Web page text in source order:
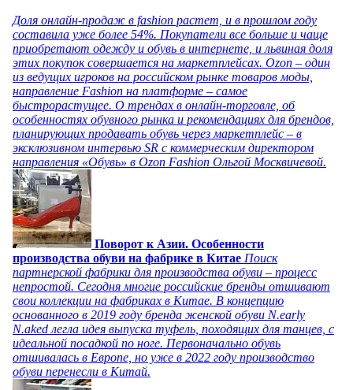
Доля онлайн-продаж в fashion растет, и в прошлом году
составила уже более 54%. Покупатели все больше и чаще
приобретают одежду и обувь в интернете, и львиная доля
этих покупок совершается на маркетплейсах. Ozon – один
из ведущих игроков на российском рынке товаров моды,
направление Fashion на платформе – самое
быстрорастущее. О трендах в онлайн-торговле, об
особенностях обувного рынка и рекомендациях для брендов,
планирующих продавать обувь через маркетплейс – в
эксклюзивном интервью SR с коммерческим директором
направления «Обувь» в Ozon Fashion Ольгой Москвичевой.
Поворот к Азии. Особенности
производства обуви на фабрике в Китае Поиск
партнерской фабрики для производства обуви – процесс
непростой. Сегодня многие российские бренды отшивают
свои коллекции на фабриках в Китае. В концепцию
основанного в 2019 году бренда женской обуви N.early
N.aked легла идея выпуска туфель, походящих для танцев, с
идеальной посадкой по ноге. Первоначально обувь
отшивалась в Европе, но уже в 2022 году производство
обуви перенесли в Китай.